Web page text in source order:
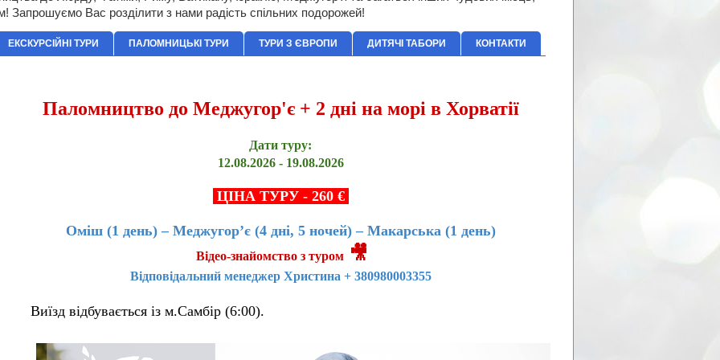
Запрошуємо Вас розділити з нами радість спільних подорожей!
ЕКСКУРСІЙНІ ТУРИ ПАЛОМНИЦЬКІ ТУРИ ТУРИ З ЄВРОПИ ДИТЯЧІ ТАБОРИ КОНТАКТИ
Паломництво до Меджугор'є + 2 дні на морі в Хорватії
Дати туру:
12.08.2026 - 19.08.2026
ЦІНА ТУРУ - 260 €
Оміш (1 день) – Меджугор’є (4 дні, 5 ночей) – Макарська (1 день)
Відео-знайомство з туром 🎥
Відповідальний менеджер Христина + 380980003355
Виїзд відбувається із м.Самбір (6:00).